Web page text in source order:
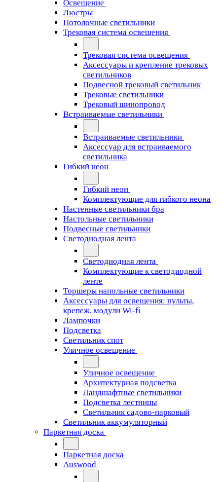
Освещение
Люстры
Потолочные светильники
Трековая система освещения
Трековая система освещения
Аксессуары и крепление трековых
светильников
Подвесной трековый светильник
Трековые светильники
Трековый шинопровод
Встраиваемые светильники
Встраиваемые светильники
Аксессуар для встраиваемого
светильника
Гибкий неон
Гибкий неон
Комплектующие для гибкого неона
Настенные светильники бра
Настольные светильники
Подвесные светильники
Светодиодная лента
Светодиодная лента
Комплектующие к светодиодной
ленте
Торшеры напольные светильники
Аксессуары для освещения: пульты,
крепеж, модули Wi-fi
Лампочки
Подсветка
Светильник спот
Уличное освещение
Уличное освещение
Архитектурная подсветка
Ландшафтные светильники
Подсветка лестницы
Светильник садово-парковый
Светильник аккумуляторный
Паркетная доска
Паркетная доска
Auswood